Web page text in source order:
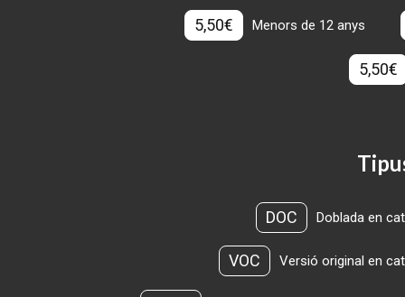
5,50€ Menors de 12 anys
5,50€
DOC Doblada en
VOC Versió original en